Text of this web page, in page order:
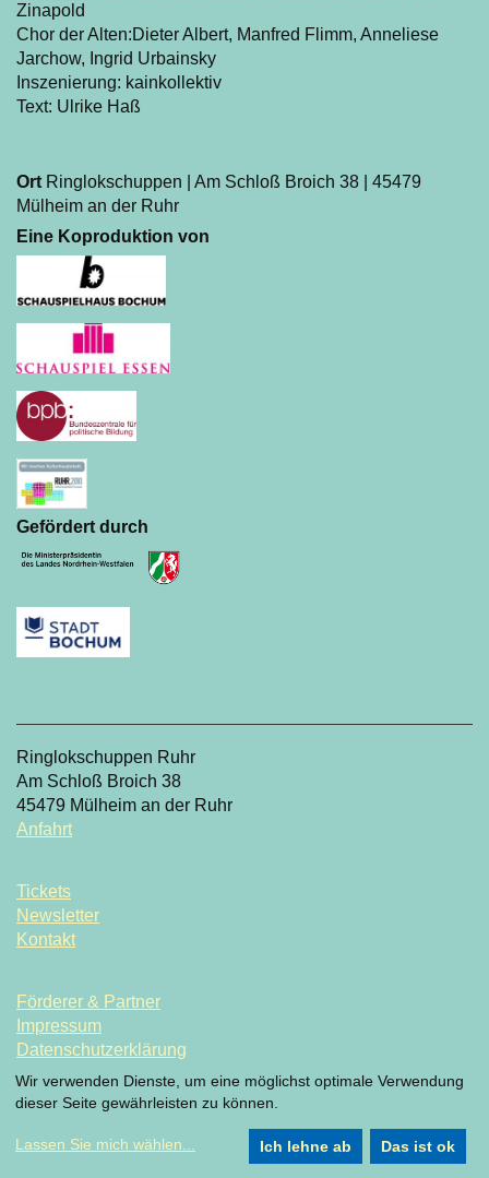
Zinapold
Chor der Alten:Dieter Albert, Manfred Flimm, Anneliese
Jarchow, Ingrid Urbainsky
Inszenierung: kainkollektiv
Text: Ulrike Haß
Ort Ringlokschuppen | Am Schloß Broich 38 | 45479
Mülheim an der Ruhr
Eine Koproduktion von
Gefördert durch
Ringlokschuppen Ruhr
Am Schloß Broich 38
45479 Mülheim an der Ruhr
Anfahrt
Tickets
Newsletter
Kontakt
Förderer & Partner
Impressum
Datenschutzerklärung
Datenschutzeinstellung
Wir verwenden Dienste, um eine möglichst optimale Verwendung
dieser Seite gewährleisten zu können.
Lassen Sie mich wählen... Ich lehne ab Das ist ok